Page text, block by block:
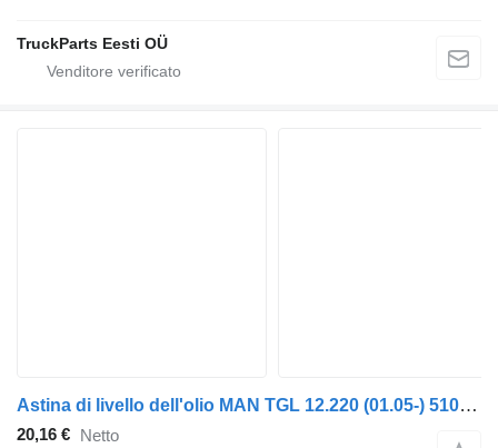
TruckParts Eesti OÜ
Astina di livello dell'olio MAN TGL 12.220 (01.05-) 51058065240 per trattore stradale MAN TGL, TGM, TGS, TGX (2005-2021)
20,16 € Netto